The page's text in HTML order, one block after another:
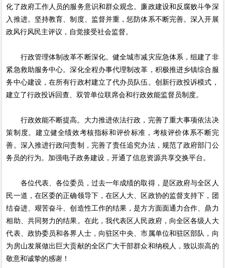
化了政府工作人员的服务意识和群众观念。廉政建设和反腐败斗争深
入推进。坚持教育、制度、监督并重，惩防体系不断完善。深入开展
政风行风民主评议，自觉接受社会监督。
行政管理体制改革不断深化。健全城市减灾应急体系，组建了非
紧急救助服务中心。深化全程办事代理制改革，积极推进乡镇综合服
务中心建设，在所有行政村建立了代办员队伍。创新行政投诉模式，
建立了行政投诉回查、双管单位联席会和行政效能监督员制度。
行政效能不断提高。大力推进依法行政，完善了重大事项依法决
策制度。建立健全绩效考核指标和评价标准，考核评价体系不断完
善。深入推进行政问责制，完善了责任追究办法，规范了政府部门公
务员的行为。加强电子政务建设，开通了信息资源共享交换平台。
各位代表、各位委员，过去一年成绩的取得，是区政府与全区人
民一道，在区委的正确领导下，在区人大、区政协的监督支持下，团
结奋进、艰苦奋斗、创造性工作的结果，是方方面面通力合作、鼎力
相助、共同努力的结果。在此，我代表区人民政府，向全区各级人大
代表、政协委员和各界人士，向驻区中央、市属单位和驻区部队，向
为房山发展做出巨大贡献的全区广大干部群众和纳税人，致以崇高的
敬意和诚挚的感谢！